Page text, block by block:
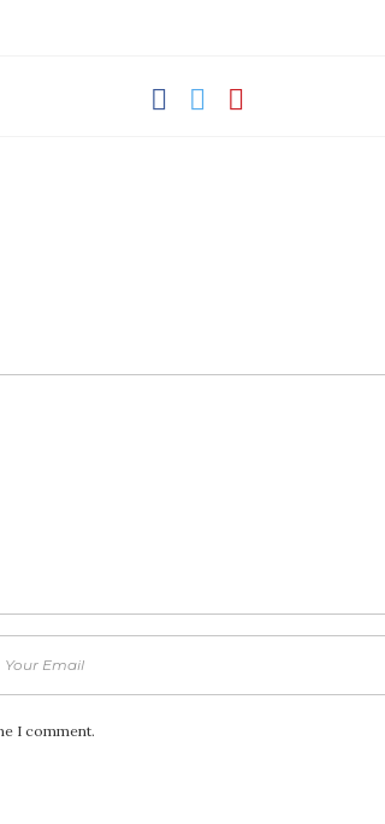
I comment.